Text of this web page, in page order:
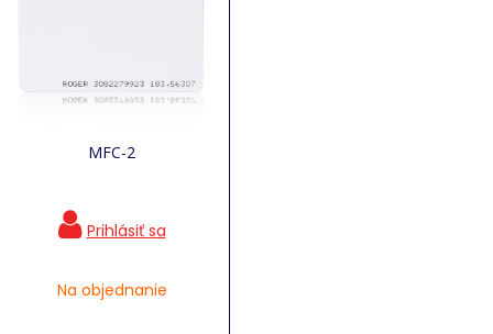
MFC-2
Na objednanie